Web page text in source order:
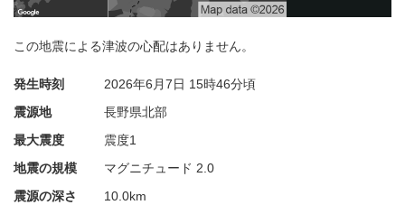
この地震による津波の心配はありません。
発生時刻 2026年6月7日 15時46分頃
震源地
長野県北部
最大震度
震度1
地震の規模
マグニチュード 2.0
震源の深さ
10.0km